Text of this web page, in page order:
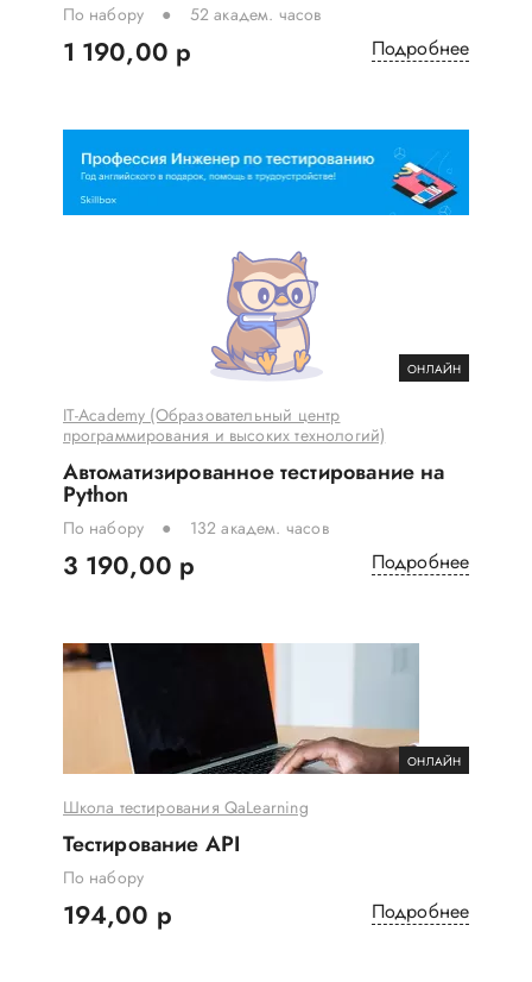
По набору 52 академ. часов
1 190,00 р Подробнее
ОНЛАЙН
IT-Academy (Образовательный центр
программирования и высоких технологий)
Автоматизированное тестирование на
Python
По набору 132 академ. часов
3 190,00 р Подробнее
ОНЛАЙН
Школа тестирования QaLearning
Тестирование API
По набору
194,00 р Подробнее